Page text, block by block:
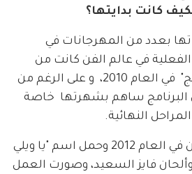
كانت بدايتها؟
بعدد من المهرجانات في
في عالم الفن كانت من
خلال برنامج "نجم الخليج"  في العام 2010،  و على الرغم من
البرنامج ساهم بشهرتها  خاصة
النهائية.
أول سينغل طرحته كان في العام 2012 وحمل اسم "يا ويلي
فايز السعيد، وصورت العمل